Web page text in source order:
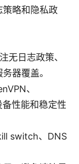
策略和隐私政
无日志政策、
器覆盖。
、
性能和稳定性
switch、DNS